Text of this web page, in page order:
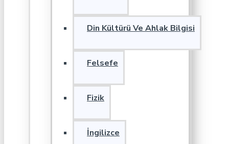
Din Kültürü Ve Ahlak Bilgisi
Felsefe
Fizik
İngilizce